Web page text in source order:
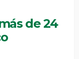
de 24